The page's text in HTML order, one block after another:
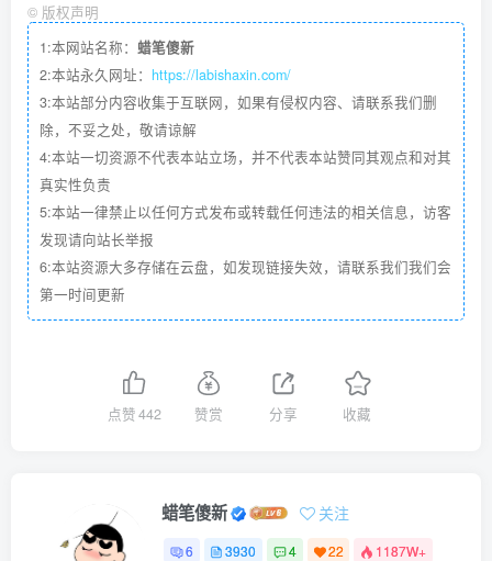
© 版权声明
1:本网站名称： 蜡笔傻新
2:本站永久网址： https://labishaxin.com/
3:本站部分内容收集于互联网，如果有侵权内容、请联系我们删
除，不妥之处，敬请谅解
4:本站一切资源不代表本站立场，并不代表本站赞同其观点和对其
真实性负责
5:本站一律禁止以任何方式发布或转载任何违法的相关信息，访客
发现请向站长举报
6:本站资源大多存储在云盘，如发现链接失效，请联系我们我们会
第一时间更新
点赞442 赞赏 分享 收藏
蜡笔傻新 关注
6 3930 4 22 1187W+